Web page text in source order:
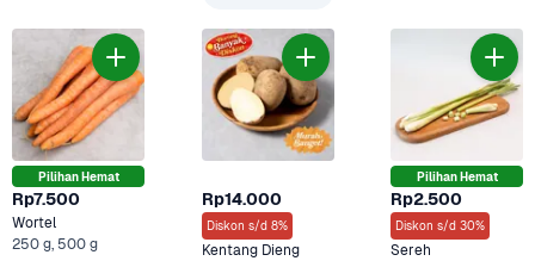
Pilihan Hemat
Rp7.500
Wortel
250 g, 500 g
Rp14.000
Diskon s/d 8%
Kentang Dieng
Pilihan Hemat
Rp2.500
Diskon s/d 30%
Sereh